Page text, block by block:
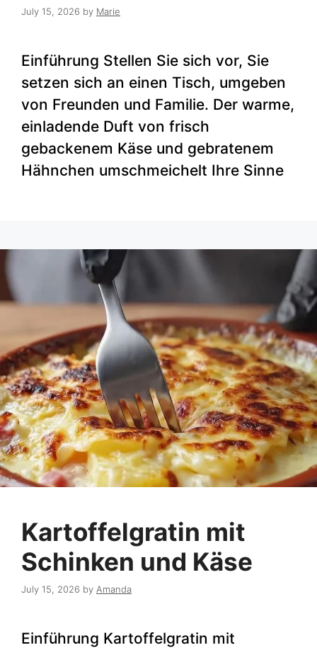
July 15, 2026 by Marie
Einführung Stellen Sie sich vor, Sie
setzen sich an einen Tisch, umgeben
von Freunden und Familie. Der warme,
einladende Duft von frisch
gebackenem Käse und gebratenem
Hähnchen umschmeichelt Ihre Sinne
Kartoffelgratin mit
Schinken und Käse
July 15, 2026 by Amanda
Einführung Kartoffelgratin mit